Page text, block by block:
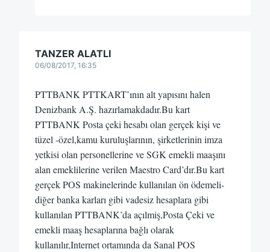
TANZER ALATLI
06/08/2017, 16:35
PTTBANK PTTKART’ının alt yapısını halen
Denizbank A.Ş. hazırlamakdadır.Bu kart
PTTBANK Posta çeki hesabı olan gerçek kişi ve
tüzel -özel,kamu kuruluşlarının, şirketlerinin imza
yetkisi olan personellerine ve SGK emekli maaşını
alan emeklilerine verilen Maestro Card’dır.Bu kart
gerçek POS makinelerinde kullanılan ön ödemeli-
diğer banka karları gibi vadesiz hesaplara gibi
kullanılan PTTBANK’da açılmiş,Posta Çeki ve
emekli maaş hesaplarına bağlı olarak
kullanılır,Internet ortamında da Sanal POS